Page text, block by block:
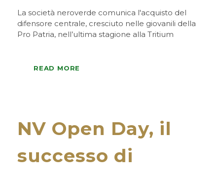
La società neroverde comunica l'acquisto del
difensore centrale, cresciuto nelle giovanili della
Pro Patria, nell’ultima stagione alla Tritium
READ MORE
NV Open Day, il
successo di